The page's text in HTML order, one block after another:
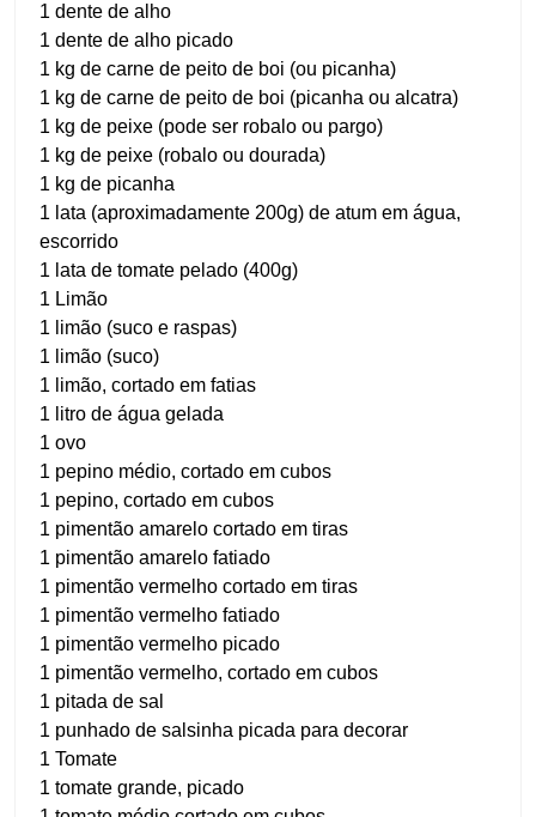
1 dente de alho
1 dente de alho picado
1 kg de carne de peito de boi (ou picanha)
1 kg de carne de peito de boi (picanha ou alcatra)
1 kg de peixe (pode ser robalo ou pargo)
1 kg de peixe (robalo ou dourada)
1 kg de picanha
1 lata (aproximadamente 200g) de atum em água,
escorrido
1 lata de tomate pelado (400g)
1 Limão
1 limão (suco e raspas)
1 limão (suco)
1 limão, cortado em fatias
1 litro de água gelada
1 ovo
1 pepino médio, cortado em cubos
1 pepino, cortado em cubos
1 pimentão amarelo cortado em tiras
1 pimentão amarelo fatiado
1 pimentão vermelho cortado em tiras
1 pimentão vermelho fatiado
1 pimentão vermelho picado
1 pimentão vermelho, cortado em cubos
1 pitada de sal
1 punhado de salsinha picada para decorar
1 Tomate
1 tomate grande, picado